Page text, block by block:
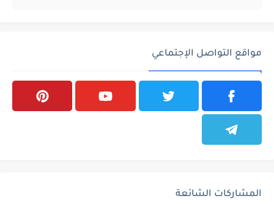
مواقع التواصل الإجتماعي
المشاركات الشائعة